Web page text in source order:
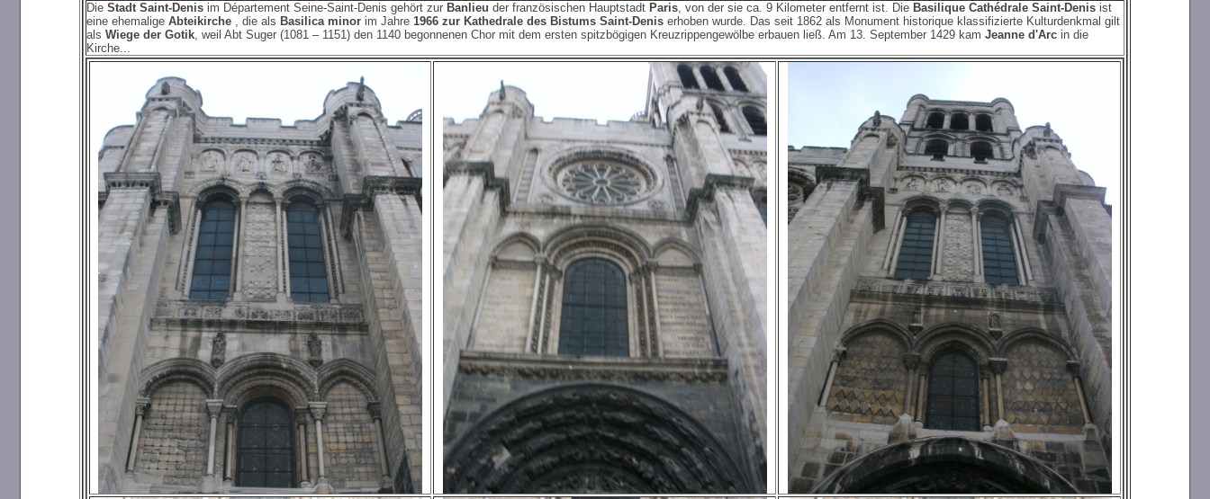
Die Stadt Saint-Denis im Département Seine-Saint-Denis gehört zur Banlieu der französischen Hauptstadt Paris, von der sie ca. 9 Kilometer entfernt ist. Die Basilique Cathédrale Saint-Denis ist
eine ehemalige Abteikirche , die als Basilica minor im Jahre 1966 zur Kathedrale des Bistums Saint-Denis erhoben wurde. Das seit 1862 als Monument historique klassifizierte Kulturdenkmal gilt
als Wiege der Gotik, weil Abt Suger (1081 – 1151) den 1140 begonnenen Chor mit dem ersten spitzbögigen Kreuzrippengewölbe erbauen ließ. Am 13. September 1429 kam Jeanne d'Arc in die
Kirche...